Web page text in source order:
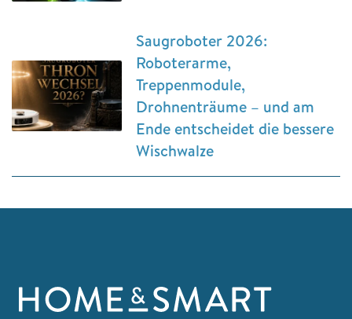
Saugroboter 2026:
Roboterarme,
Treppenmodule,
Drohnenträume – und am
Ende entscheidet die bessere
Wischwalze